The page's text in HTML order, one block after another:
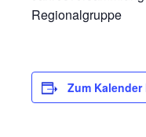
Regionalgruppe
Zum